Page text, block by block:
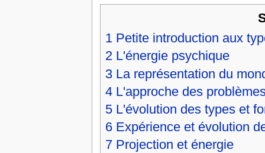
1 Petite introduction aux
2 L'énergie psychique
3 La représentation du
4 L'approche des
5 L'évolution des types et
6 Expérience et évolution
7 Projection et énergie